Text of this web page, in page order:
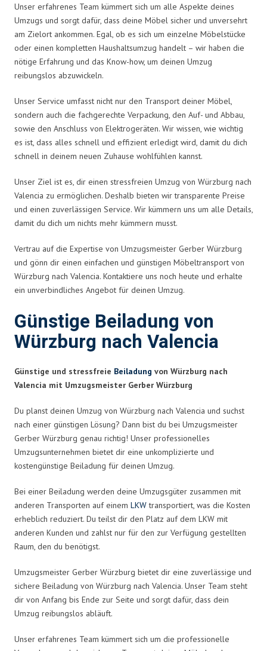
Unser erfahrenes Team kümmert sich um alle Aspekte deines
Umzugs und sorgt dafür, dass deine Möbel sicher und unversehrt
am Zielort ankommen. Egal, ob es sich um einzelne Möbelstücke
oder einen kompletten Haushaltsumzug handelt – wir haben die
nötige Erfahrung und das Know-how, um deinen Umzug
reibungslos abzuwickeln.
Unser Service umfasst nicht nur den Transport deiner Möbel,
sondern auch die fachgerechte Verpackung, den Auf- und Abbau,
sowie den Anschluss von Elektrogeräten. Wir wissen, wie wichtig
es ist, dass alles schnell und effizient erledigt wird, damit du dich
schnell in deinem neuen Zuhause wohlfühlen kannst.
Unser Ziel ist es, dir einen stressfreien Umzug von Würzburg nach
Valencia zu ermöglichen. Deshalb bieten wir transparente Preise
und einen zuverlässigen Service. Wir kümmern uns um alle Details,
damit du dich um nichts mehr kümmern musst.
Vertrau auf die Expertise von Umzugsmeister Gerber Würzburg
und gönn dir einen einfachen und günstigen Möbeltransport von
Würzburg nach Valencia. Kontaktiere uns noch heute und erhalte
ein unverbindliches Angebot für deinen Umzug.
Günstige Beiladung von
Würzburg nach Valencia
Günstige und stressfreie Beiladung von Würzburg nach
Valencia mit Umzugsmeister Gerber Würzburg
Du planst deinen Umzug von Würzburg nach Valencia und suchst
nach einer günstigen Lösung? Dann bist du bei Umzugsmeister
Gerber Würzburg genau richtig! Unser professionelles
Umzugsunternehmen bietet dir eine unkomplizierte und
kostengünstige Beiladung für deinen Umzug.
Bei einer Beiladung werden deine Umzugsgüter zusammen mit
anderen Transporten auf einem LKWtransportiert, was die Kosten
erheblich reduziert. Du teilst dir den Platz auf dem LKW mit
anderen Kunden und zahlst nur für den zur Verfügung gestellten
Raum, den du benötigst.
Umzugsmeister Gerber Würzburg bietet dir eine zuverlässige und
sichere Beiladung von Würzburg nach Valencia. Unser Team steht
dir von Anfang bis Ende zur Seite und sorgt dafür, dass dein
Umzug reibungslos abläuft.
Unser erfahrenes Team kümmert sich um die professionelle